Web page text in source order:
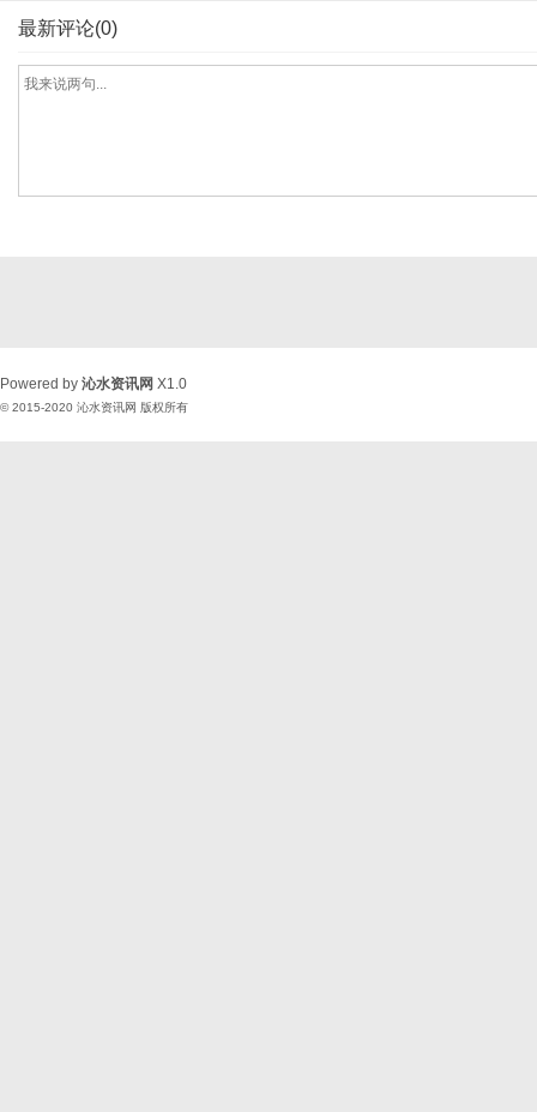
最新评论(0)
Powered by 沁水资讯网 X1.0
© 2015-2020 沁水资讯网 版权所有